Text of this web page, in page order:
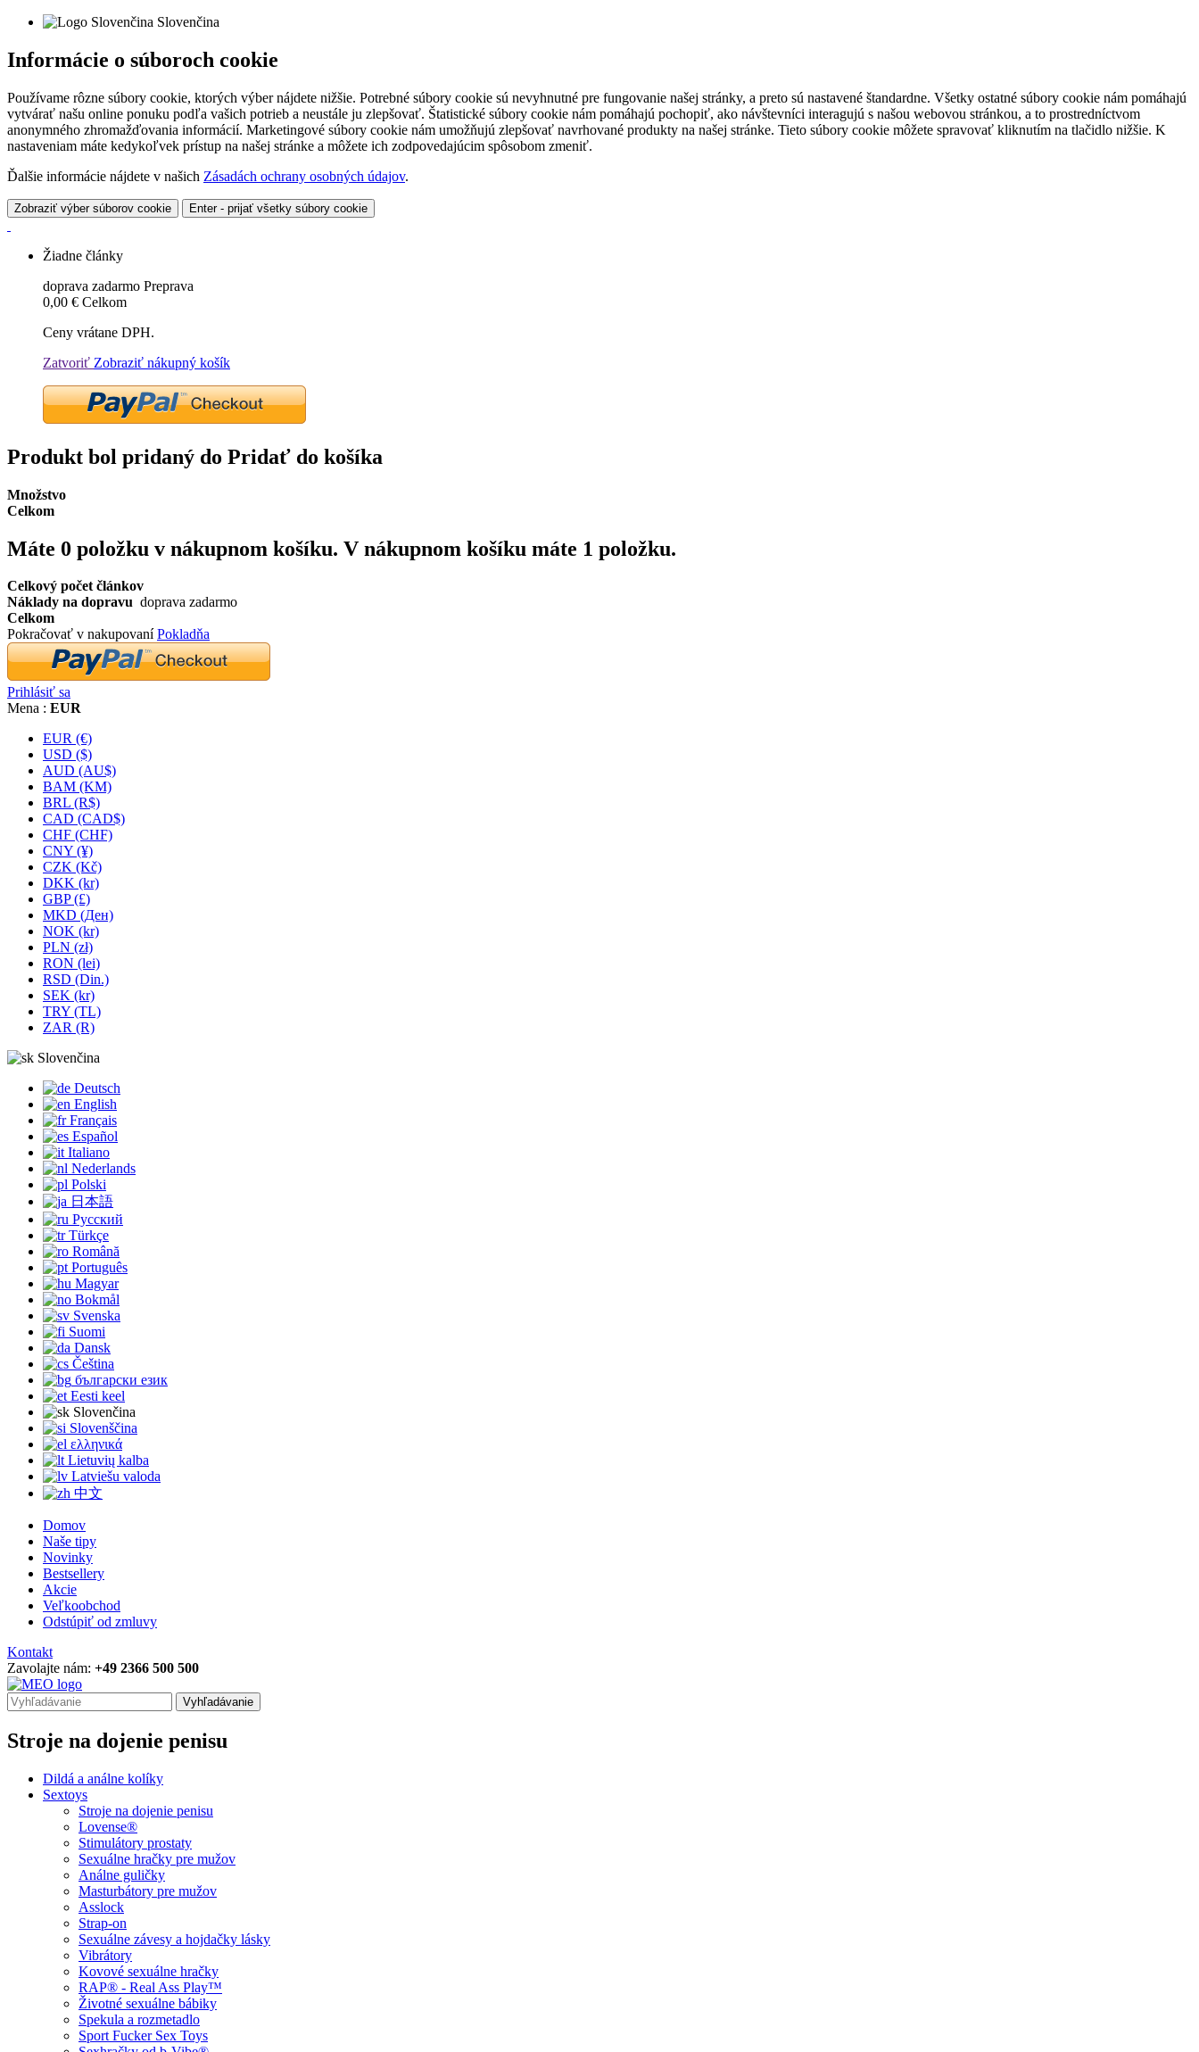
Slovenčina
Informácie o súboroch cookie
Používame rôzne súbory cookie, ktorých výber nájdete nižšie. Potrebné súbory cookie sú nevyhnutné pre fungovanie našej stránky, a preto sú nastavené štandardne. Všetky ostatné súbory cookie nám pomáhajú
vytvárať našu online ponuku podľa vašich potrieb a neustále ju zlepšovať. Štatistické súbory cookie nám pomáhajú pochopiť, ako návštevníci interagujú s našou webovou stránkou, a to prostredníctvom
anonymného zhromažďovania informácií. Marketingové súbory cookie nám umožňujú zlepšovať navrhované produkty na našej stránke. Tieto súbory cookie môžete spravovať kliknutím na tlačidlo nižšie. K
nastaveniam máte kedykoľvek prístup na našej stránke a môžete ich zodpovedajúcim spôsobom zmeniť.
Ďalšie informácie nájdete v našich Zásadách ochrany osobných údajov.
Zobraziť výber súborov cookie Enter - prijať všetky súbory cookie
Žiadne články
doprava zadarmo Preprava
0,00 € Celkom
Ceny vrátane DPH.
Zatvoriť Zobraziť nákupný košík
Produkt bol pridaný do Pridať do košíka
Množstvo
Celkom
Máte 0 položku v nákupnom košíku. V nákupnom košíku máte 1 položku.
Celkový počet článkov
Náklady na dopravu doprava zadarmo
Celkom
Pokračovať v nakupovaníPokladňa
Prihlásiť sa
Mena : EUR
EUR (€)
USD ($)
AUD (AU$)
BAM (KM)
BRL (R$)
CAD (CAD$)
CHF (CHF)
CNY (¥)
CZK (Kč)
DKK (kr)
GBP (£)
MKD (Ден)
NOK (kr)
PLN (zł)
RON (lei)
RSD (Din.)
SEK (kr)
TRY (TL)
ZAR (R)
Slovenčina
Deutsch
English
Français
Español
Italiano
Nederlands
Polski
日本語
Русский
Türkçe
Română
Português
Magyar
Bokmål
Svenska
Suomi
Dansk
Čeština
български език
Eesti keel
Slovenčina
Slovenščina
ελληνικά
Lietuvių kalba
Latviešu valoda
中文
Domov
Naše tipy
Novinky
Bestsellery
Akcie
Veľkoobchod
Odstúpiť od zmluvy
Kontakt
Zavolajte nám: +49 2366 500 500
Vyhľadávanie
Stroje na dojenie penisu
Dildá a análne kolíky
Sextoys
Stroje na dojenie penisu
Lovense®
Stimulátory prostaty
Sexuálne hračky pre mužov
Análne guličky
Masturbátory pre mužov
Asslock
Strap-on
Sexuálne závesy a hojdačky lásky
Vibrátory
Kovové sexuálne hračky
RAP® - Real Ass Play™
Životné sexuálne bábiky
Spekula a rozmetadlo
Sport Fucker Sex Toys